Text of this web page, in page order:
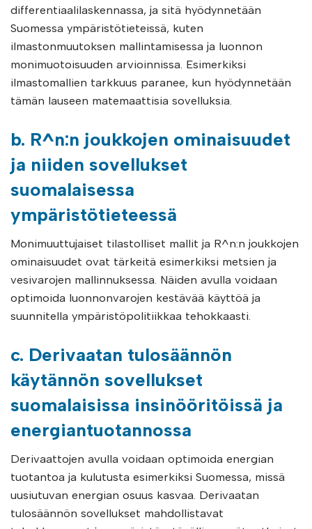
differentiaalilaskennassa, ja sitä hyödynnetään
Suomessa ympäristötieteissä, kuten
ilmastonmuutoksen mallintamisessa ja luonnon
monimuotoisuuden arvioinnissa. Esimerkiksi
ilmastomallien tarkkuus paranee, kun hyödynnetään
tämän lauseen matemaattisia sovelluksia.
b. R^n:n joukkojen ominaisuudet
ja niiden sovellukset
suomalaisessa
ympäristötieteessä
Monimuuttujaiset tilastolliset mallit ja R^n:n joukkojen
ominaisuudet ovat tärkeitä esimerkiksi metsien ja
vesivarojen mallinnuksessa. Näiden avulla voidaan
optimoida luonnonvarojen kestävää käyttöä ja
suunnitella ympäristöpolitiikkaa tehokkaasti.
c. Derivaatan tulosäännön
käytännön sovellukset
suomalaisissa insinööritöissä ja
energiantuotannossa
Derivaattojen avulla voidaan optimoida energian
tuotantoa ja kulutusta esimerkiksi Suomessa, missä
uusiutuvan energian osuus kasvaa. Derivaatan
tulosäännön sovellukset mahdollistavat